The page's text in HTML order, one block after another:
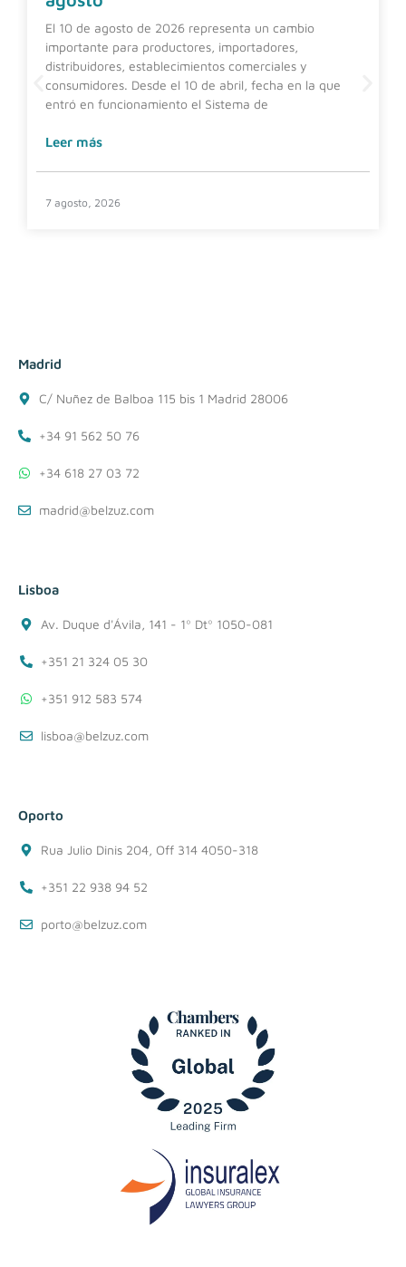
El 10 de agosto de 2026 representa un cambio
importante para productores, importadores,
distribuidores, establecimientos comerciales y
consumidores. Desde el 10 de abril, fecha en la que
entró en funcionamiento el Sistema de
Leer más
7 agosto, 2026
Madrid
C/ Nuñez de Balboa 115 bis 1 Madrid 28006
+34 91 562 50 76
+34 618 27 03 72
madrid@belzuz.com
Lisboa
Av. Duque d'Ávila, 141 - 1º Dtº 1050-081
+351 21 324 05 30
+351 912 583 574
lisboa@belzuz.com
Oporto
Rua Julio Dinis 204, Off 314 4050-318
+351 22 938 94 52
porto@belzuz.com